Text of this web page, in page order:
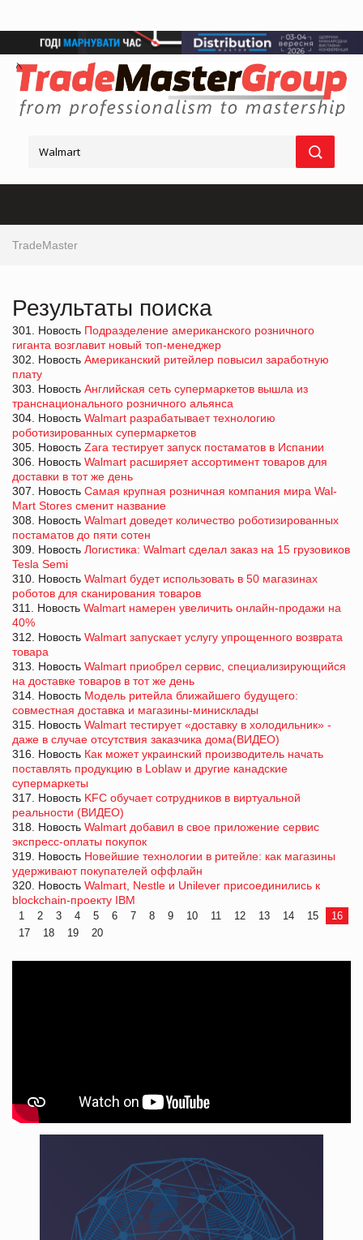
TradeMaster
Результаты поиска
301. Новость Подразделение американского розничного
гиганта возглавит новый топ-менеджер
302. Новость Американский ритейлер повысил заработную
плату
303. Новость Английская сеть супермаркетов вышла из
транснационального розничного альянса
304. Новость Walmart разрабатывает технологию
роботизированных супермаркетов
305. Новость Zara тестирует запуск постаматов в Испании
306. Новость Walmart расширяет ассортимент товаров для
доставки в тот же день
307. Новость Самая крупная розничная компания мира Wal-
Mart Stores сменит название
308. Новость Walmart доведет количество роботизированных
постаматов до пяти сотен
309. Новость Логистика: Walmart сделал заказ на 15 грузовиков
Tesla Semi
310. Новость Walmart будет использовать в 50 магазинах
роботов для сканирования товаров
311. Новость Walmart намерен увеличить онлайн-продажи на
40%
312. Новость Walmart запускает услугу упрощенного возврата
товара
313. Новость Walmart приобрел сервис, специализирующийся
на доставке товаров в тот же день
314. Новость Модель ритейла ближайшего будущего:
совместная доставка и магазины-минисклады
315. Новость Walmart тестирует «доставку в холодильник» -
даже в случае отсутствия заказчика дома(ВИДЕО)
316. Новость Как может украинский производитель начать
поставлять продукцию в Loblaw и другие канадские
супермаркеты
317. Новость KFC обучает сотрудников в виртуальной
реальности (ВИДЕО)
318. Новость Walmart добавил в свое приложение сервис
экспресс-оплаты покупок
319. Новость Новейшие технологии в ритейле: как магазины
удерживают покупателей оффлайн
320. Новость Walmart, Nestle и Unilever присоединились к
blockchain-проекту IBM
1 2 3 4 5 6 7 8 9 10 11 12 13 14 15
16
17
18 19 20